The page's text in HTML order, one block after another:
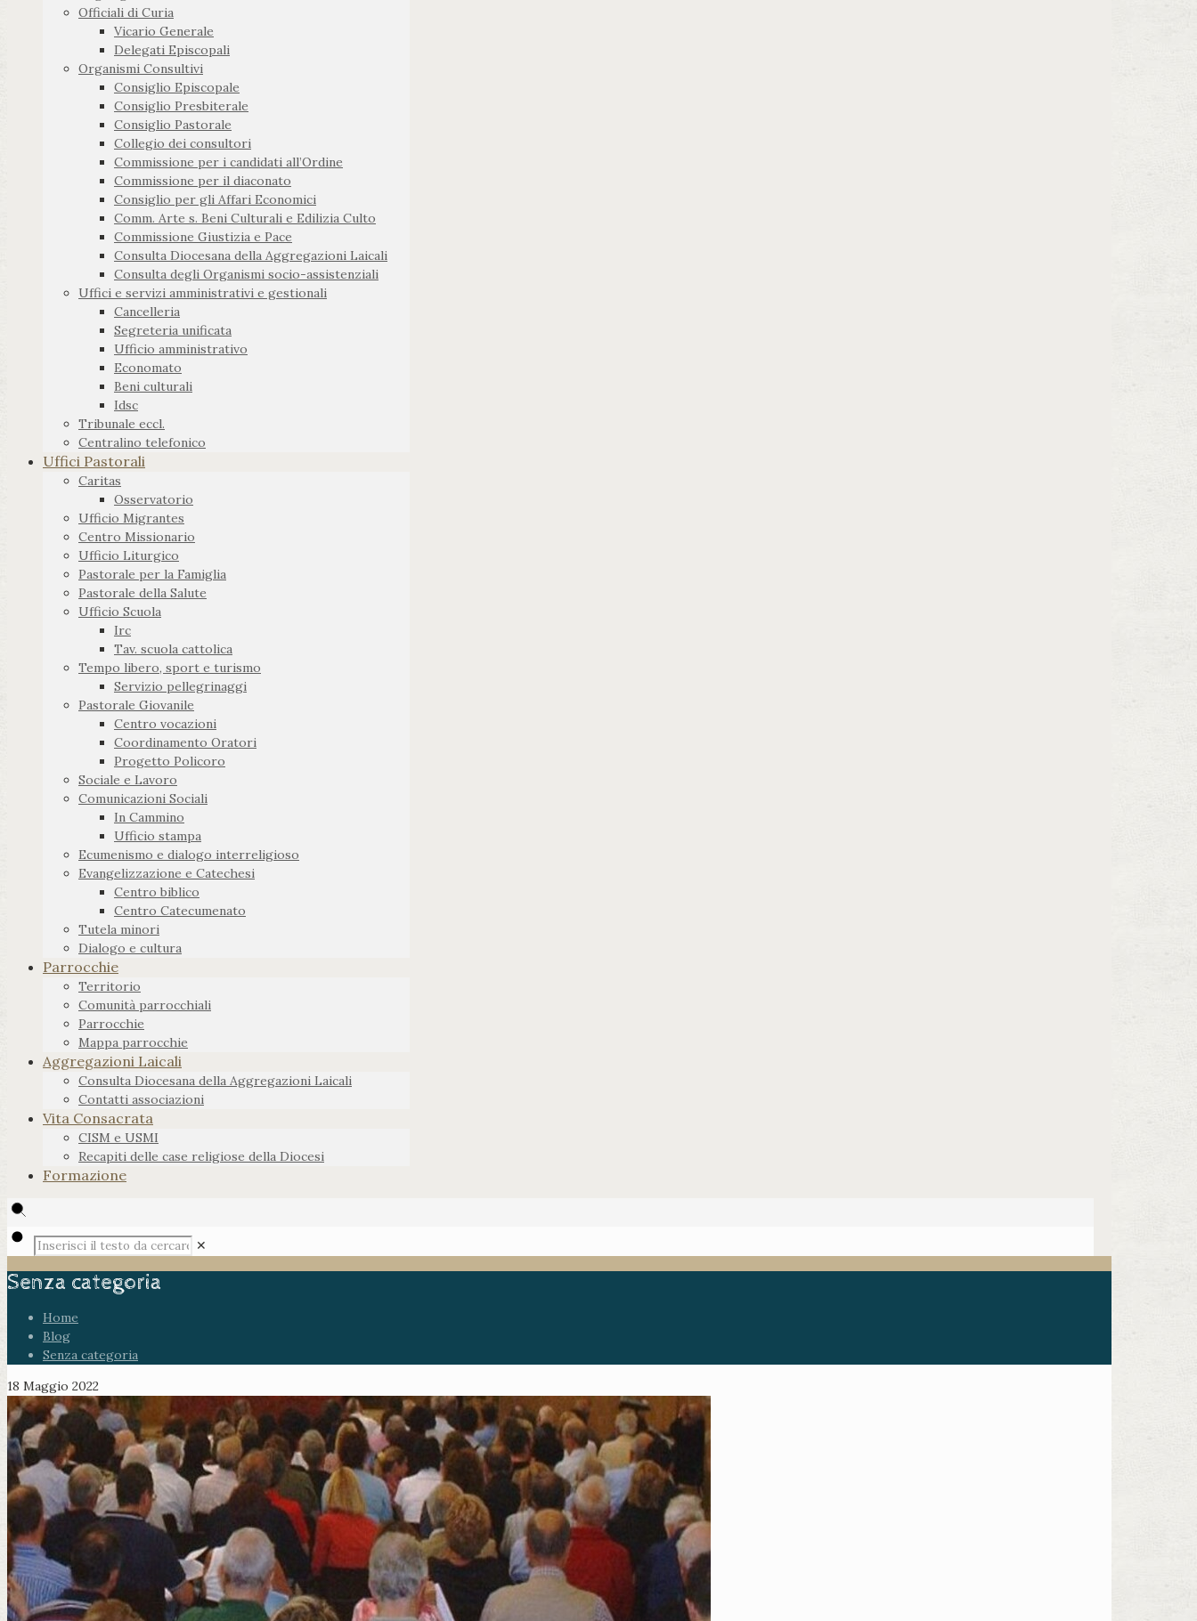
Officiali di Curia
Vicario Generale
Delegati Episcopali
Organismi Consultivi
Consiglio Episcopale
Consiglio Presbiterale
Consiglio Pastorale
Collegio dei consultori
Commissione per i candidati all’Ordine
Commissione per il diaconato
Consiglio per gli Affari Economici
Comm. Arte s. Beni Culturali e Edilizia Culto
Commissione Giustizia e Pace
Consulta Diocesana della Aggregazioni Laicali
Consulta degli Organismi socio-assistenziali
Uffici e servizi amministrativi e gestionali
Cancelleria
Segreteria unificata
Ufficio amministrativo
Economato
Beni culturali
Idsc
Tribunale eccl.
Centralino telefonico
Uffici Pastorali
Caritas
Osservatorio
Ufficio Migrantes
Centro Missionario
Ufficio Liturgico
Pastorale per la Famiglia
Pastorale della Salute
Ufficio Scuola
Irc
Tav. scuola cattolica
Tempo libero, sport e turismo
Servizio pellegrinaggi
Pastorale Giovanile
Centro vocazioni
Coordinamento Oratori
Progetto Policoro
Sociale e Lavoro
Comunicazioni Sociali
In Cammino
Ufficio stampa
Ecumenismo e dialogo interreligioso
Evangelizzazione e Catechesi
Centro biblico
Centro Catecumenato
Tutela minori
Dialogo e cultura
Parrocchie
Territorio
Comunità parrocchiali
Parrocchie
Mappa parrocchie
Aggregazioni Laicali
Consulta Diocesana della Aggregazioni Laicali
Contatti associazioni
Vita Consacrata
CISM e USMI
Recapiti delle case religiose della Diocesi
Formazione
✕
Senza categoria
Home
Blog
Senza categoria
18 Maggio 2022